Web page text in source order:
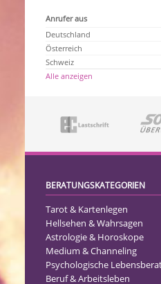
Anrufer aus
Deutschland
Österreich
Schweiz
Alle anzeigen
BERATUNGSKATEGORIEN
Tarot & Kartenlegen
Hellsehen & Wahrsagen
Astrologie & Horoskope
Medium & Channeling
Psychologische
Beruf & Arbeitsleben